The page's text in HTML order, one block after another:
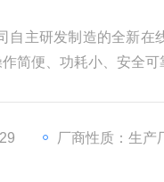
自主研发制造的全新在
简便、功耗小、安全可
厂商性质：生产